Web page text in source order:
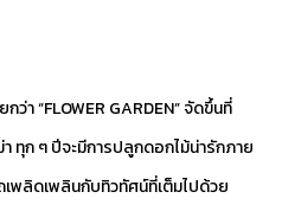
า “FLOWER GARDEN” จัดขึ้นที่
ทุก ๆ ปีจะมีการปลูกดอกไม้น่ารักภาย
เพลิดเพลินกับทิวทัศน์ที่เต็มไปด้วย